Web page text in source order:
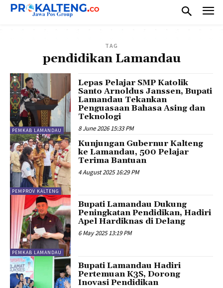
TAG
pendidikan Lamandau
PEMKAB LAMANDAU
Lepas Pelajar SMP Katolik
Santo Arnoldus Janssen, Bupati
Lamandau Tekankan
Penguasaan Bahasa Asing dan
Teknologi
8 June 2026 15:33 PM
PEMPROV KALTENG
Kunjungan Gubernur Kalteng
ke Lamandau, 500 Pelajar
Terima Bantuan
4 August 2025 16:29 PM
PEMKAB LAMANDAU
Bupati Lamandau Dukung
Peningkatan Pendidikan, Hadiri
Apel Hardiknas di Delang
6 May 2025 13:19 PM
Bupati Lamandau Hadiri
Pertemuan K3S, Dorong
Inovasi Pendidikan